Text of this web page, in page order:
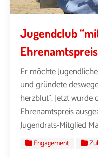
Jugendclub
Ehrenamtspreis
Er möchte
und gründete
herzblut”. Jetzt
Ehrenamtspreis
Jugendrats-Mitglied
Engagement